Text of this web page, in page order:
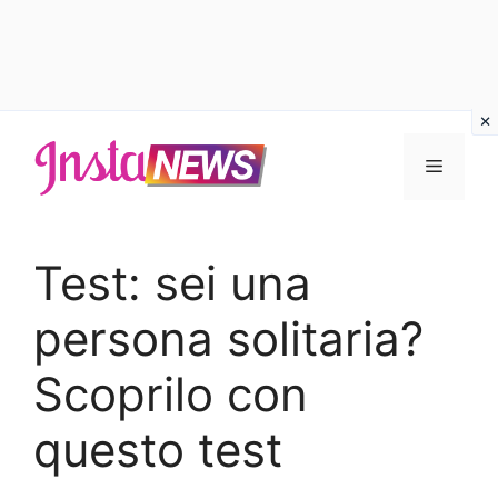
contenuto
Menu
Test: sei una
persona solitaria?
Scoprilo con
questo test